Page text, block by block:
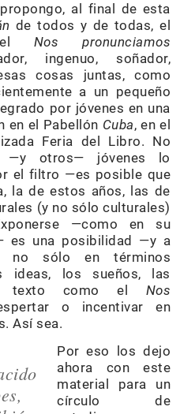
al final de esta
de todos y de todas, el
el Nos pronunciamos
ingenuo, soñador,
cosas juntas, como
a un pequeño
por jóvenes en una
en el Pabellón Cuba, en el
Feria del Libro. No
—y otros— jóvenes lo
el filtro —es posible que
la de estos años, las de
(y no sólo culturales)
—como en su
es una posibilidad —y a
no sólo en términos
ideas, los sueños, las
texto como el Nos
o incentivar en
Así sea.
Por eso los dejo
ahora con este
material para un
círculo de